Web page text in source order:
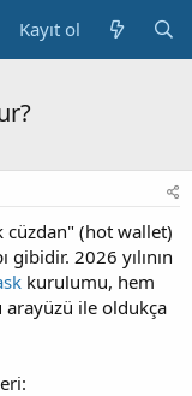
Kayıt ol
cüzdan" (hot wallet)
gibidir. 2026 yılının
kurulumu, hem
arayüzü ile oldukça